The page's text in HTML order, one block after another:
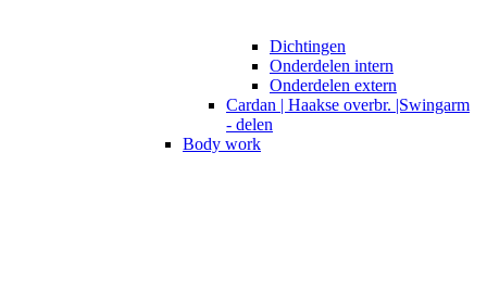
Dichtingen
Onderdelen intern
Onderdelen extern
Cardan | Haakse overbr. |Swingarm
- delen
Body work